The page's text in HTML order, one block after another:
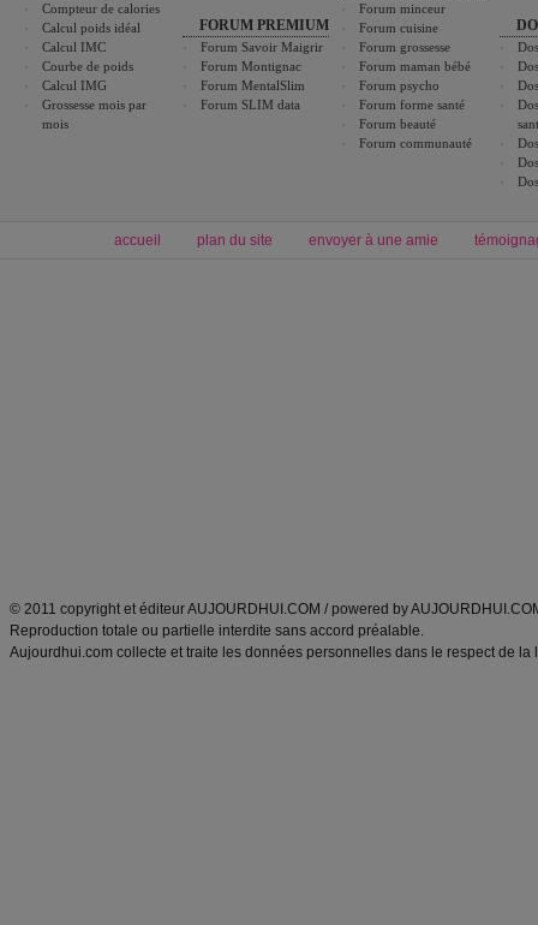
Compteur de calories
Calcul poids idéal
Calcul IMC
Courbe de poids
Calcul IMG
Grossesse mois par
mois
FORUM PREMIUM
Forum Savoir Maigrir
Forum Montignac
Forum MentalSlim
Forum SLIM data
Forum minceur
Forum cuisine
Forum grossesse
Forum maman bébé
Forum psycho
Forum forme santé
Forum beauté
Forum communauté
accueil plan du site envoyer à une amie
© 2011 copyright et éditeur AUJOURDHUI.COM / powered by
Reproduction totale ou partielle interdite sans accord préalable.
Aujourdhui.com collecte et traite les données personnelles dans le respect de